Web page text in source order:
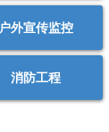
户外宣传监控
消防工程